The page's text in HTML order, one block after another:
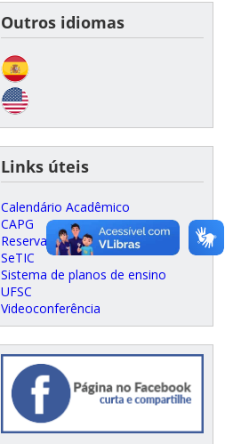
Outros idiomas
Links úteis
Calendário Acadêmico
CAPG
Reserva de espaço físico
SeTIC
Sistema de planos de ensino
UFSC
Videoconferência